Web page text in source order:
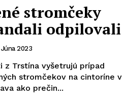
stromčeky
odpilovali
Júna 2023
z Trstína vyšetrujú prípad
stromčekov na cintoríne v
ako prečin...